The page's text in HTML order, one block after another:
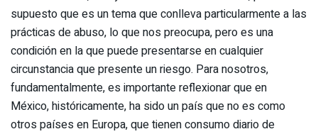
supuesto que es un tema que conlleva particularmente a las
prácticas de abuso, lo que nos preocupa, pero es una
condición en la que puede presentarse en cualquier
circunstancia que presente un riesgo. Para nosotros,
fundamentalmente, es importante reflexionar que en
México, históricamente, ha sido un país que no es como
otros países en Europa, que tienen consumo diario de